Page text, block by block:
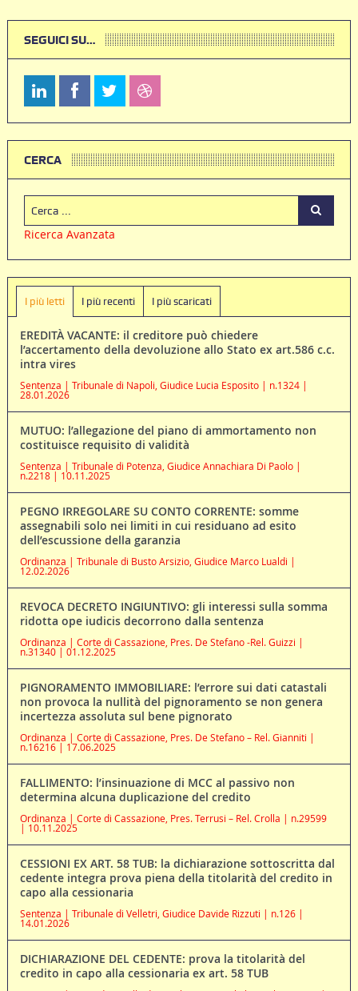
SEGUICI SU…
CERCA
Ricerca Avanzata
I più letti I più recenti I più scaricati
EREDITÀ VACANTE: il creditore può chiedere
l’accertamento della devoluzione allo Stato ex art.586 c.c.
intra vires
Sentenza | Tribunale di Napoli, Giudice Lucia Esposito | n.1324 |
28.01.2026
MUTUO: l’allegazione del piano di ammortamento non
costituisce requisito di validità
Sentenza | Tribunale di Potenza, Giudice Annachiara Di Paolo |
n.2218 | 10.11.2025
PEGNO IRREGOLARE SU CONTO CORRENTE: somme
assegnabili solo nei limiti in cui residuano ad esito
dell’escussione della garanzia
Ordinanza | Tribunale di Busto Arsizio, Giudice Marco Lualdi |
12.02.2026
REVOCA DECRETO INGIUNTIVO: gli interessi sulla somma
ridotta ope iudicis decorrono dalla sentenza
Ordinanza | Corte di Cassazione, Pres. De Stefano -Rel. Guizzi |
n.31340 | 01.12.2025
PIGNORAMENTO IMMOBILIARE: l’errore sui dati catastali
non provoca la nullità del pignoramento se non genera
incertezza assoluta sul bene pignorato
Ordinanza | Corte di Cassazione, Pres. De Stefano – Rel. Gianniti |
n.16216 | 17.06.2025
FALLIMENTO: l’insinuazione di MCC al passivo non
determina alcuna duplicazione del credito
Ordinanza | Corte di Cassazione, Pres. Terrusi – Rel. Crolla | n.29599
| 10.11.2025
CESSIONI EX ART. 58 TUB: la dichiarazione sottoscritta dal
cedente integra prova piena della titolarità del credito in
capo alla cessionaria
Sentenza | Tribunale di Velletri, Giudice Davide Rizzuti | n.126 |
14.01.2026
DICHIARAZIONE DEL CEDENTE: prova la titolarità del
credito in capo alla cessionaria ex art. 58 TUB